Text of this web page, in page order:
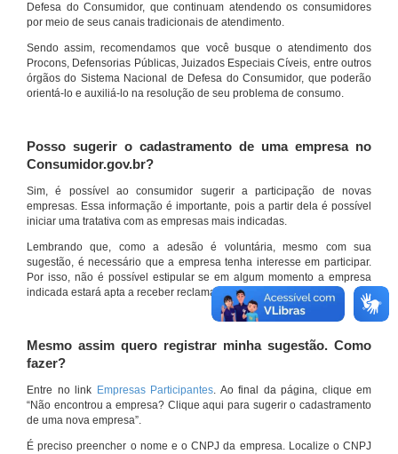
Defesa do Consumidor, que continuam atendendo os consumidores
por meio de seus canais tradicionais de atendimento.
Sendo assim, recomendamos que você busque o atendimento dos
Procons, Defensorias Públicas, Juizados Especiais Cíveis, entre outros
órgãos do Sistema Nacional de Defesa do Consumidor, que poderão
orientá-lo e auxiliá-lo na resolução de seu problema de consumo.
Posso sugerir o cadastramento de uma empresa no
Consumidor.gov.br?
Sim, é possível ao consumidor sugerir a participação de novas
empresas. Essa informação é importante, pois a partir dela é possível
iniciar uma tratativa com as empresas mais indicadas.
Lembrando que, como a adesão é voluntária, mesmo com sua
sugestão, é necessário que a empresa tenha interesse em participar.
Por isso, não é possível estipular se em algum momento a empresa
indicada estará apta a receber reclamações por meio do site.
Mesmo assim quero registrar minha sugestão. Como
fazer?
Entre no link Empresas Participantes. Ao final da página, clique em
“Não encontrou a empresa? Clique aqui para sugerir o cadastramento
de uma nova empresa”.
É preciso preencher o nome e o CNPJ da empresa. Localize o CNPJ